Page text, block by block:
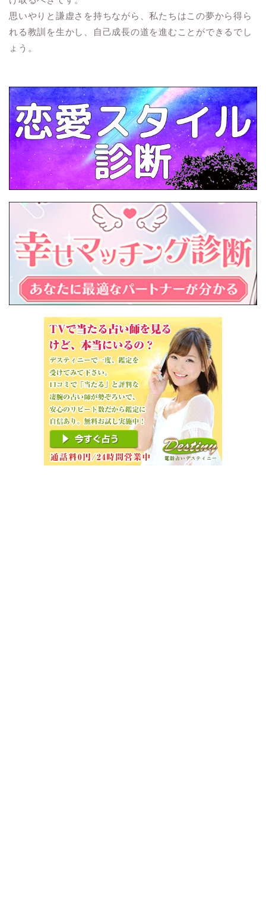
思いやりと謙虚さを持ちながら、私たちはこの夢から得ら
れる教訓を生かし、自己成長の道を進むことができるでし
ょう。